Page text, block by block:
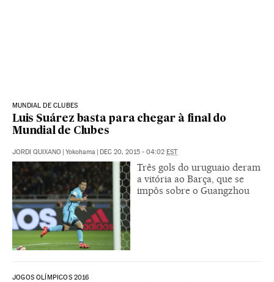
MUNDIAL DE CLUBES
Luis Suárez basta para chegar à final do
Mundial de Clubes
JORDI QUIXANO | Yokohama | DEC 20, 2015 - 04:02 EST
Três gols do uruguaio deram
a vitória ao Barça, que se
impôs sobre o Guangzhou
JOGOS OLÍMPICOS 2016